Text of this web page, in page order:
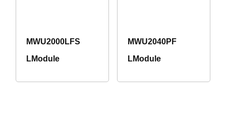
MWU2000LFS
LModule
MWU2040PF
LModule